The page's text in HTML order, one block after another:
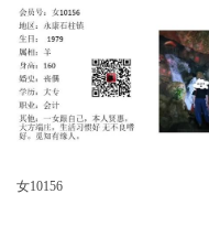
女10156